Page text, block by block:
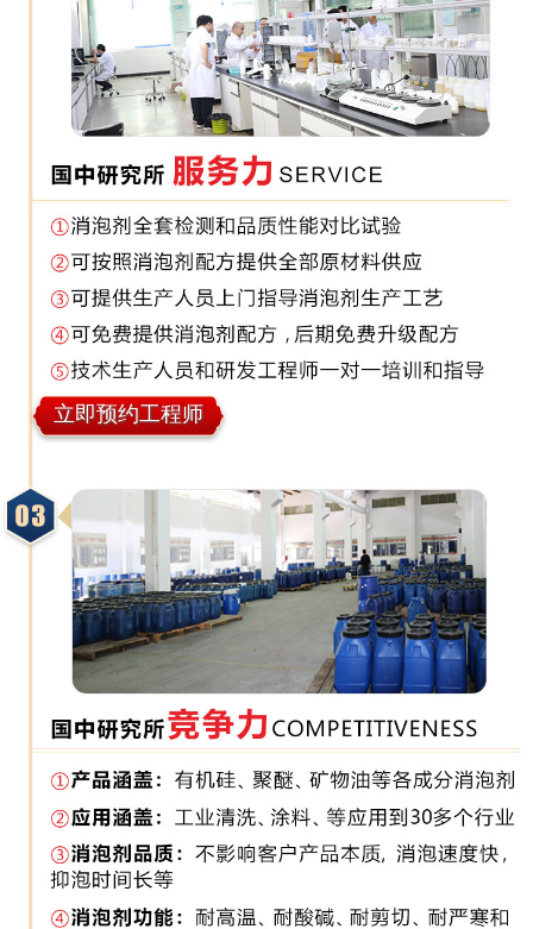
立即预约工程师